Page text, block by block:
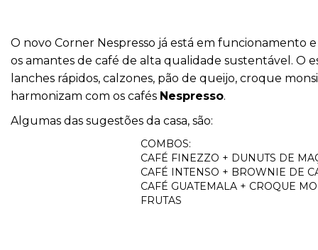
O novo Corner Nespresso já está em funcionamento
os amantes de café de alta qualidade sustentável. O
lanches rápidos, calzones, pão de queijo, croque
harmonizam com os cafés Nespresso.
Algumas das sugestões da casa, são:
COMBOS:
CAFÉ FINEZZO + DUNUTS DE
CAFÉ INTENSO + BROWNIE DE
CAFÉ GUATEMALA + CROQUE
FRUTAS